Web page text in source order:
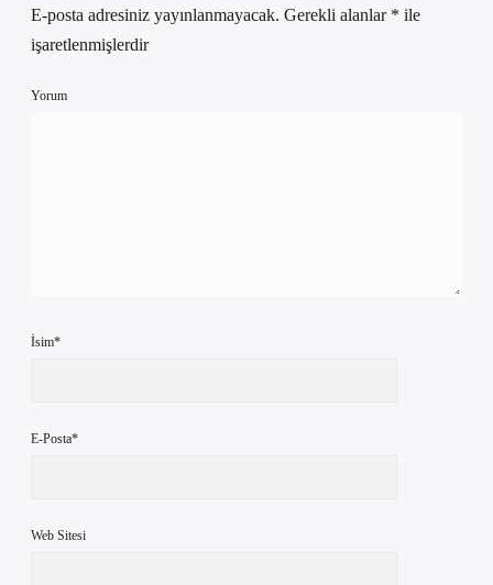
E-posta adresiniz yayınlanmayacak. Gerekli alanlar * ile
işaretlenmişlerdir
Yorum
İsim*
E-Posta*
Web Sitesi